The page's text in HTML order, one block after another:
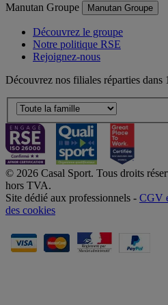
Manutan Groupe Manutan Groupe
Découvrez le groupe
Notre politique RSE
Rejoignez-nous
Découvrez nos filiales réparties dans
© 2026 Casal Sport. Tous droits
hors TVA.
Site dédié aux professionnels - CGV
des cookies